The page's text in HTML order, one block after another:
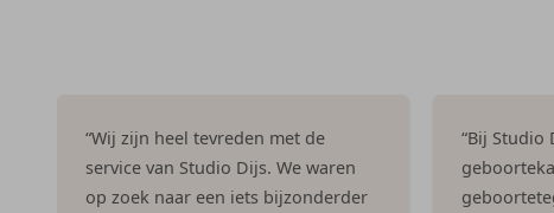
“Wij zijn heel tevreden met de
service van Studio Dijs. We waren
op zoek naar een iets bijzonderder
“Bij Studio